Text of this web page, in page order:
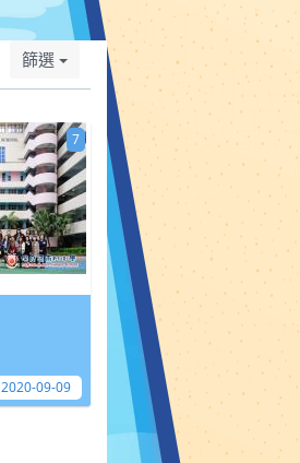
篩選
7
2020-09-09